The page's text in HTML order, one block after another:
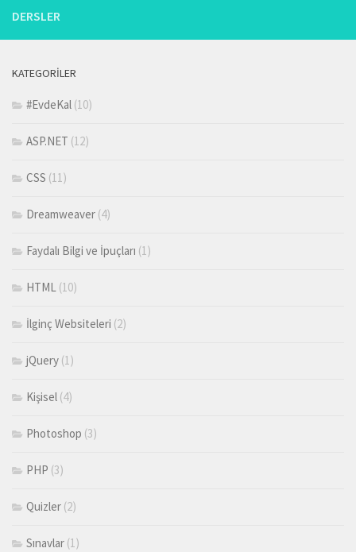
DERSLER
KATEGORILER
#EvdeKal (10)
ASP.NET (12)
CSS (11)
Dreamweaver (4)
Faydalı Bilgi ve İpuçları (1)
HTML (10)
İlginç Websiteleri (2)
jQuery (1)
Kişisel (4)
Photoshop (3)
PHP (3)
Quizler (2)
Sınavlar (1)